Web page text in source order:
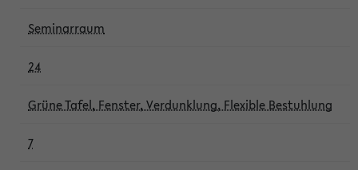
Seminarraum
24
Grüne Tafel, Fenster, Verdunklung, Flexible Bestuhlung
7